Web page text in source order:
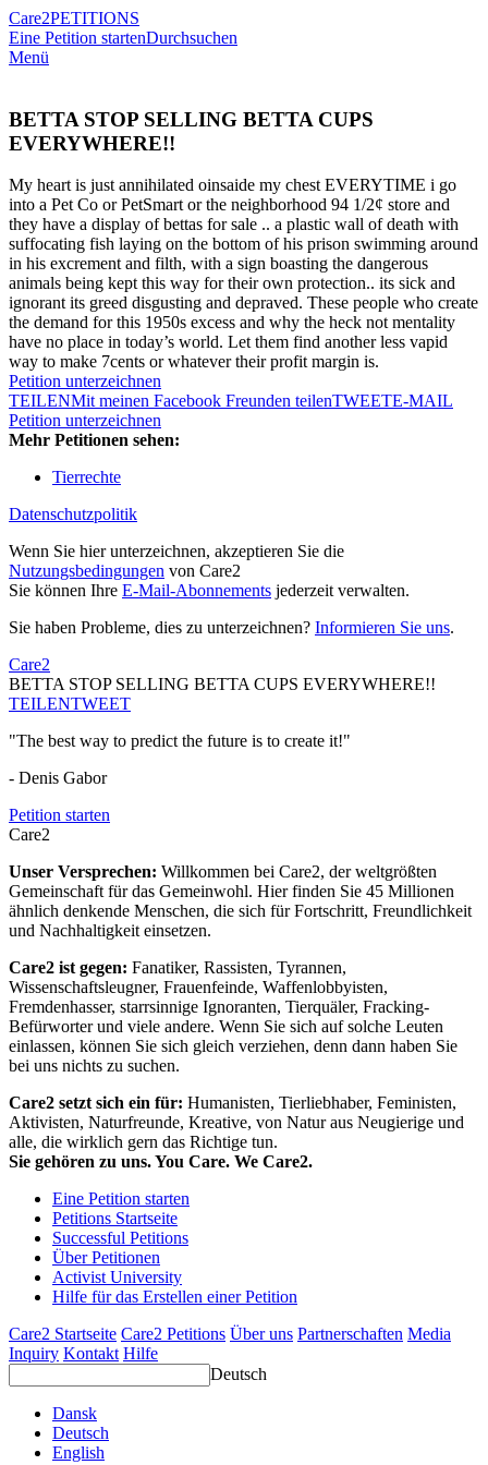
Care2PETITIONS
Eine Petition startenDurchsuchen
Menü
BETTA STOP SELLING BETTA CUPS
EVERYWHERE!!
My heart is just annihilated oinsaide my chest EVERYTIME i go
into a Pet Co or PetSmart or the neighborhood 94 1/2¢ store and
they have a display of bettas for sale .. a plastic wall of death with
suffocating fish laying on the bottom of his prison swimming around
in his excrement and filth, with a sign boasting the dangerous
animals being kept this way for their own protection.. its sick and
ignorant its greed disgusting and depraved. These people who create
the demand for this 1950s excess and why the heck not mentality
have no place in today’s world. Let them find another less vapid
way to make 7cents or whatever their profit margin is.
Petition unterzeichnen
TEILENMit meinen Facebook Freunden teilenTWEETE-MAIL
Petition unterzeichnen
Mehr Petitionen sehen:
Tierrechte
Datenschutzpolitik
Wenn Sie hier unterzeichnen, akzeptieren Sie die
Nutzungsbedingungen von Care2
Sie können Ihre E-Mail-Abonnements jederzeit verwalten.
Sie haben Probleme, dies zu unterzeichnen? Informieren Sie uns.
Care2
BETTA STOP SELLING BETTA CUPS EVERYWHERE!!
TEILENTWEET
"The best way to predict the future is to create it!"
- Denis Gabor
Petition starten
Care2
Unser Versprechen: Willkommen bei Care2, der weltgrößten
Gemeinschaft für das Gemeinwohl. Hier finden Sie 45 Millionen
ähnlich denkende Menschen, die sich für Fortschritt, Freundlichkeit
und Nachhaltigkeit einsetzen.
Care2 ist gegen: Fanatiker, Rassisten, Tyrannen,
Wissenschaftsleugner, Frauenfeinde, Waffenlobbyisten,
Fremdenhasser, starrsinnige Ignoranten, Tierquäler, Fracking-
Befürworter und viele andere. Wenn Sie sich auf solche Leuten
einlassen, können Sie sich gleich verziehen, denn dann haben Sie
bei uns nichts zu suchen.
Care2 setzt sich ein für: Humanisten, Tierliebhaber, Feministen,
Aktivisten, Naturfreunde, Kreative, von Natur aus Neugierige und
alle, die wirklich gern das Richtige tun.
Sie gehören zu uns. You Care. We Care2.
Eine Petition starten
Petitions Startseite
Successful Petitions
Über Petitionen
Activist University
Hilfe für das Erstellen einer Petition
Care2 Startseite Care2 Petitions Über uns Partnerschaften Media
Inquiry Kontakt Hilfe
Deutsch
Dansk
Deutsch
English